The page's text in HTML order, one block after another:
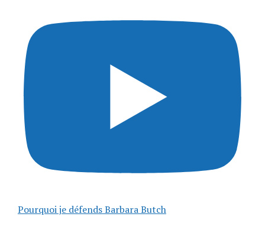
Pourquoi je défends Barbara Butch